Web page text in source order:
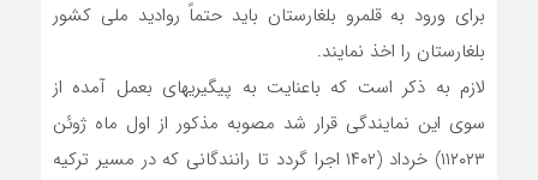
برای ورود به قلمرو بلغارستان باید حتماً روادید ملی کشور
بلغارستان را اخذ نمایند.
لازم به ذکر است که باعنایت به پیگیریهای بعمل آمده از
سوی این نمایندگی قرار شد مصوبه مذکور از اول ماه ژوئن
۱۱۲۰۲۳) خرداد (۱۴۰۲ اجرا گردد تا رانندگانی که در مسیر ترکیه